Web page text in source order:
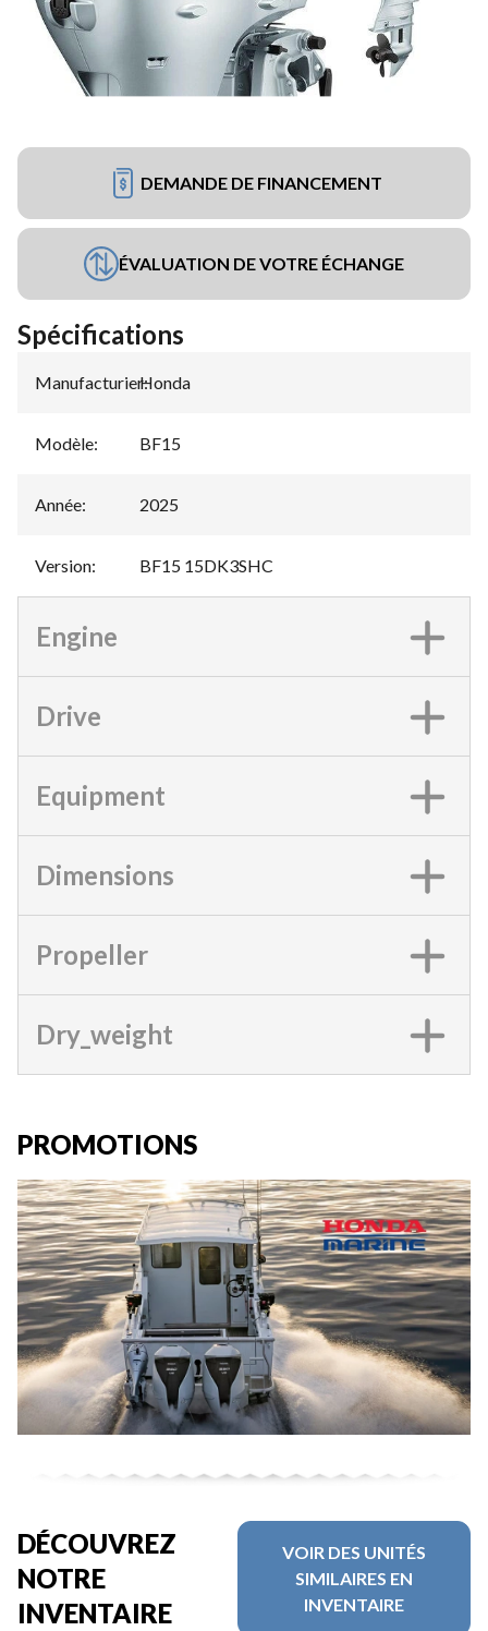
DEMANDE DE FINANCEMENT
ÉVALUATION DE VOTRE ÉCHANGE
Spécifications
Manufacturier:
Honda
Modèle: BF15
Année: 2025
Version: BF15 15DK3SHC
Engine
Drive
Equipment
Dimensions
Propeller
Dry_weight
PROMOTIONS
DÉCOUVREZ
NOTRE
INVENTAIRE
VOIR DES UNITÉS
SIMILAIRES EN
INVENTAIRE